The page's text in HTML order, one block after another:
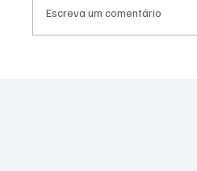
Escreva um comentário